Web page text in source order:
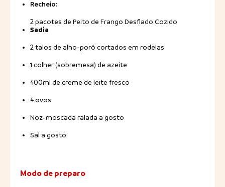
Recheio:
2 pacotes de Peito de Frango Desfiado Cozido
Sadia
2 talos de alho-poró cortados em rodelas
1 colher (sobremesa) de azeite
400ml de creme de leite fresco
4 ovos
Noz-moscada ralada a gosto
Sal a gosto
Modo de preparo